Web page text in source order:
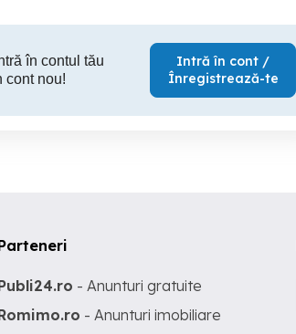
în contul tău
cont nou!
Intră în cont /
Înregistrează-te
- Anunturi gratuite
- Anunturi imobiliare